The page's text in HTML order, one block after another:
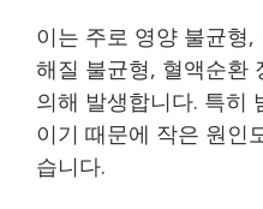
이는 주로 영양 불균형
해질 불균형, 혈액순환
의해 발생합니다. 특히
이기 때문에 작은 원인
습니다.